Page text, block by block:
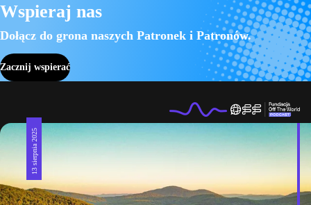
Wspieraj nas
Dołącz do grona naszych Patronek i Patronów.
Zacznij wspierać
13 sierpnia 2025